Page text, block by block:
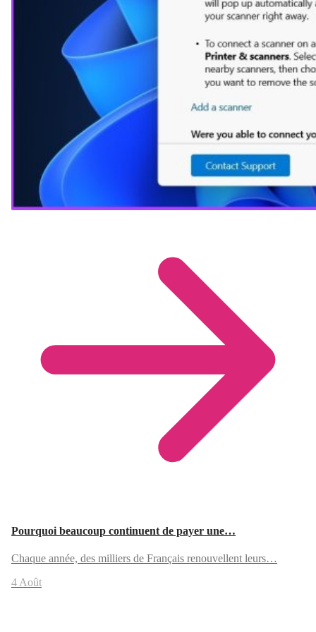
Pourquoi beaucoup continuent de payer une…
Chaque année, des milliers de Français renouvellent leurs…
4 Août